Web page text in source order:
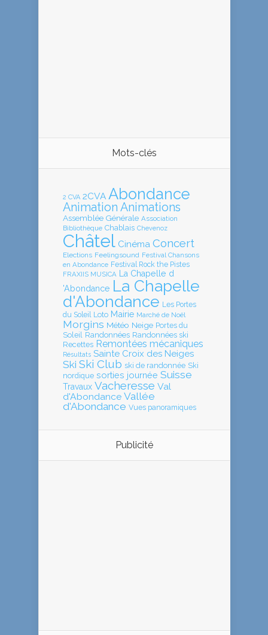
Mots-clés
2 CVA 2CVA Abondance
Animation Animations
Assemblée Générale Association
Bibliothèque Chablais Chevenoz
Châtel Cinéma Concert
Elections Feelingsound Festival Chansons
en Abondance Festival Rock the Pistes
FRAXIIS MUSICA
La Chapelle d
'Abondance La Chapelle
d'Abondance Les Portes
du Soleil Loto Mairie Marché de Noël
Morgins Météo Neige Portes du
Soleil Randonnées Randonnées ski
Recettes Remontées mécaniques
Résultats Sainte Croix des Neiges
Ski Ski Club ski de randonnée Ski
nordique sorties journée Suisse
Travaux Vacheresse Val
d'Abondance Vallée
d'Abondance Vues panoramiques
Publicité